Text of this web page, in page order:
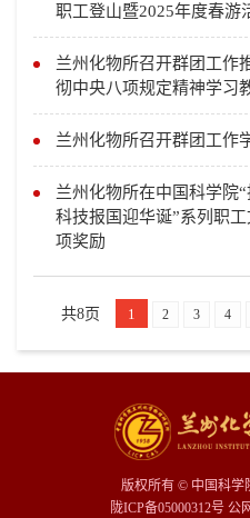
职工登山暨2025年度春游
兰州化物所召开群团工作
彻中央八项规定精神学习
兰州化物所召开群团工作
兰州化物所在中国科学院
科技报国迎华诞”系列职
项奖励
共8页 1 2 3 4
版权所有 © 中国科学
陇ICP备05000312号 公